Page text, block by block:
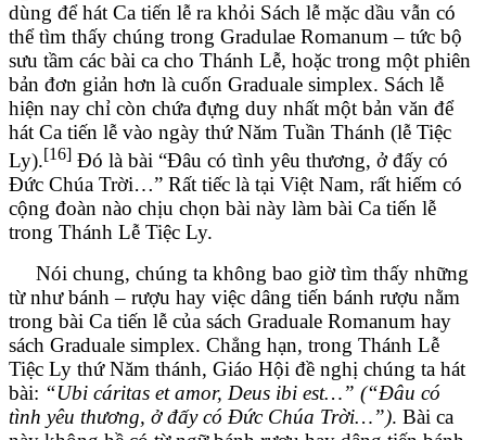
dùng để hát Ca tiến lễ ra khỏi Sách lễ mặc dầu vẫn có
thể tìm thấy chúng trong Gradulae Romanum – tức bộ
sưu tầm các bài ca cho Thánh Lễ, hoặc trong một phiên
bản đơn giản hơn là cuốn Graduale simplex. Sách lễ
hiện nay chỉ còn chứa đựng duy nhất một bản văn để
hát Ca tiến lễ vào ngày thứ Năm Tuần Thánh (lễ Tiệc
Ly).[16] Đó là bài “Đâu có tình yêu thương, ở đấy có
Đức Chúa Trời…” Rất tiếc là tại Việt Nam, rất hiếm có
cộng đoàn nào chịu chọn bài này làm bài Ca tiến lễ
trong Thánh Lễ Tiệc Ly.
Nói chung, chúng ta không bao giờ tìm thấy những
từ như bánh – rượu hay việc dâng tiến bánh rượu nằm
trong bài Ca tiến lễ của sách Graduale Romanum hay
sách Graduale simplex. Chẳng hạn, trong Thánh Lễ
Tiệc Ly thứ Năm thánh, Giáo Hội đề nghị chúng ta hát
bài: “Ubi cáritas et amor, Deus ibi est…” (“Đâu có
tình yêu thương, ở đấy có Đức Chúa Trời…”). Bài ca